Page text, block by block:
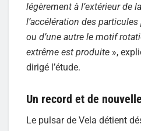
légèrement à l’extérieur de
l’accélération des
ou d’une autre le motif
extrême est produite »,
dirigé l’étude.
Un record et de
Le pulsar de Vela détient